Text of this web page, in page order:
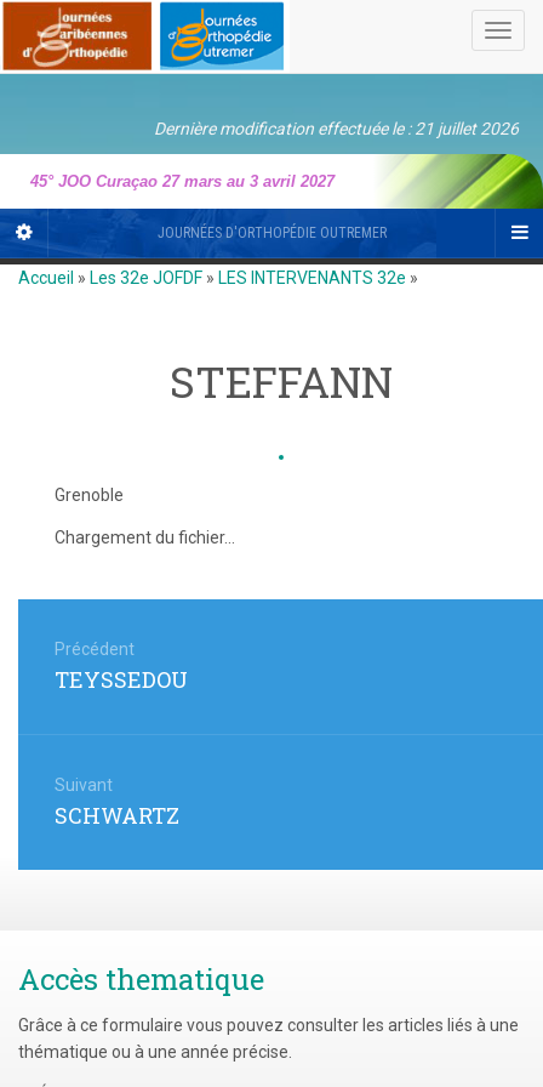
Dernière modification effectuée le : 21 juillet 2026
45° JOO Curaçao 27 mars au 3 avril 2027
JOURNÉES D'ORTHOPÉDIE OUTREMER
Accueil » Les 32e JOFDF » LES INTERVENANTS 32e »
STEFFANN
Grenoble
Chargement du fichier...
dePrécédent
Article
TEYSSEDOU
Suivant
Article
SCHWARTZ
Accès thematique
Grâce à ce formulaire vous pouvez consulter les articles liés à une
thématique ou à une année précise.